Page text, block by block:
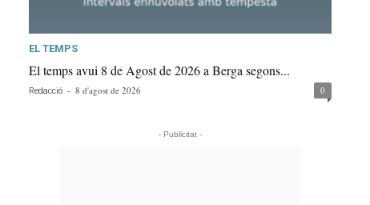
EL TEMPS
El temps avui 8 de Agost de 2026 a Berga segons...
Redacció - 8 d'agost de 2026 0
- Publicitat -